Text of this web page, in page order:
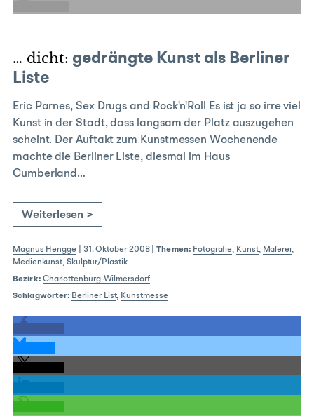
… dicht: gedrängte Kunst als Berliner
Liste
Eric Parnes, Sex Drugs and Rock'n'Roll Es ist ja so irre viel
Kunst in der Stadt, dass langsam der Platz auszugehen
scheint. Der Auftakt zum Kunstmessen Wochenende
machte die Berliner Liste, diesmal im Haus
Cumberland…
Weiterlesen >
Magnus Hengge| 31. Oktober 2008|Themen: Fotografie, Kunst, Malerei,
Medienkunst, Skulptur/Plastik
Bezirk: Charlottenburg-Wilmersdorf
Schlagwörter: Berliner List, Kunstmesse